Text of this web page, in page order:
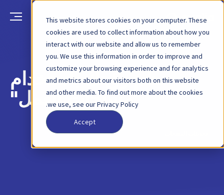
This website stores cookies on your computer. These
cookies are used to collect information about how you
interact with our website and allow us to remember
you. We use this information in order to improve and
customize your browsing experience and for analytics
and metrics about our visitors both on this website
and other media. To find out more about the cookies
we use, see our Privacy Policy.
Accept
العودةمنشور مدونة 23 أغسطس 2023
نظم رؤيتك باستخدام
"مساحات العمل"